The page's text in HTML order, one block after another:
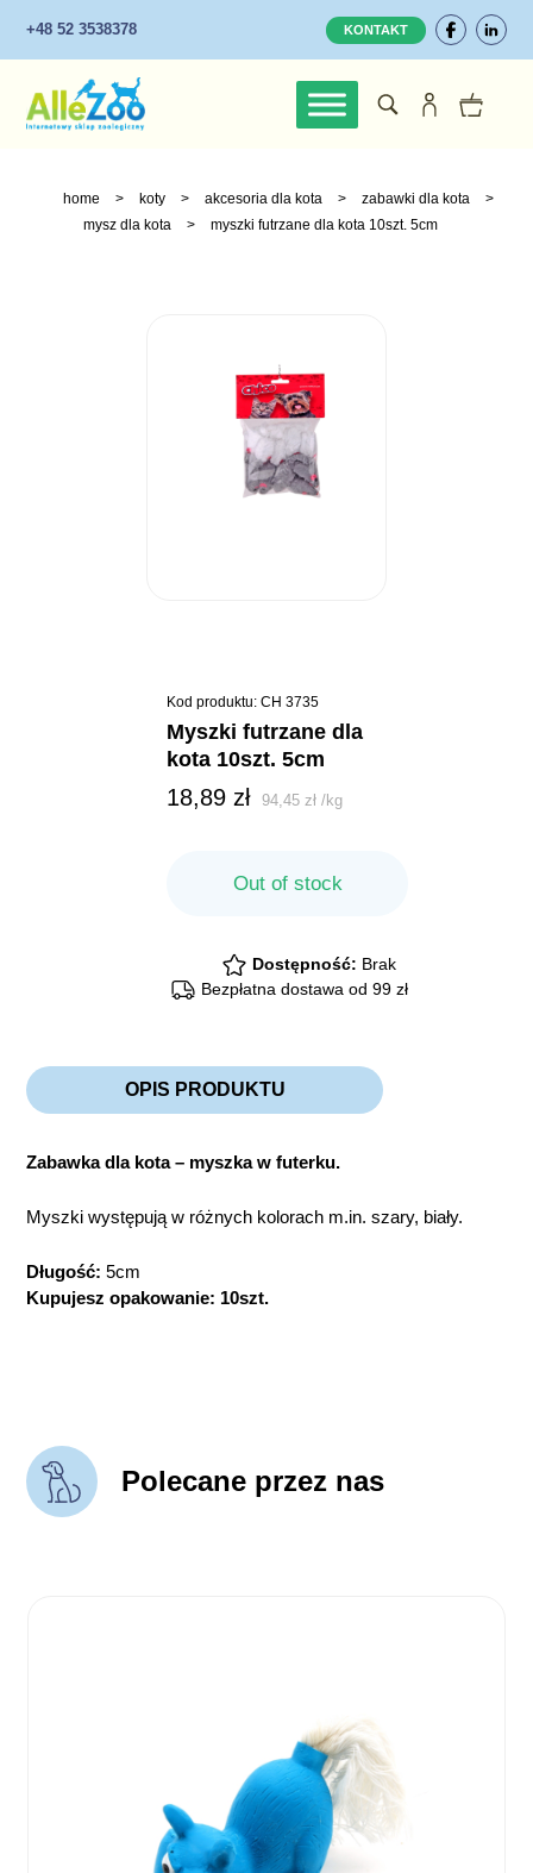
+48 52 3538378 KONTAKT
home > koty > akcesoria dla kota > zabawki dla kota
>
mysz dla kota
> myszki futrzane dla kota 10szt. 5cm
Kod produktu: CH 3735
myszki futrzane dla
kota 10szt. 5cm
18,89 zł 94,45zł /kg
Out of stock
Dostępność: Brak
Bezpłatna dostawa od 99 zł
OPIS PRODUKTU
Zabawka dla kota – myszka w futerku.
Myszki występują w różnych kolorach m.in. szary, biały.
Długość: 5cm
Kupujesz opakowanie: 10szt.
Polecane przez nas